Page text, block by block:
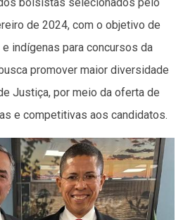
bolsistas selecionados pelo
de 2024, com o objetivo de
indígenas para concursos da
promover maior diversidade
Justiça, por meio da oferta de
e competitivas aos candidatos.